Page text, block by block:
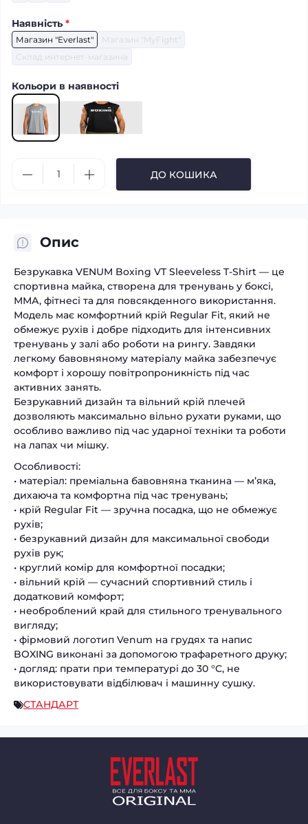
Наявність *
Магазин "Everlast"
Магазин "MyFight"
Склад интернет-магазина
Кольори в наявності
ДО КОШИКА
Опис
Безрукавка VENUM Boxing VT Sleeveless T-Shirt — це
спортивна майка, створена для тренувань у боксі,
ММА, фітнесі та для повсякденного використання.
Модель має комфортний крій Regular Fit, який не
обмежує рухів і добре підходить для інтенсивних
тренувань у залі або роботи на рингу. Завдяки
легкому бавовняному матеріалу майка забезпечує
комфорт і хорошу повітропроникність під час
активних занять.
Безрукавний дизайн та вільний крій плечей
дозволяють максимально вільно рухати руками, що
особливо важливо під час ударної техніки та роботи
на лапах чи мішку.
Особливості:
• матеріал: преміальна бавовняна тканина — м’яка,
дихаюча та комфортна під час тренувань;
• крій Regular Fit — зручна посадка, що не обмежує
рухів;
• безрукавний дизайн для максимальної свободи
рухів рук;
• круглий комір для комфортної посадки;
• вільний крій — сучасний спортивний стиль і
додатковий комфорт;
• необроблений край для стильного тренувального
вигляду;
• фірмовий логотип Venum на грудях та напис
BOXING виконані за допомогою трафаретного друку;
• догляд: прати при температурі до 30 °C, не
використовувати відбілювач і машинну сушку.
СТАНДАРТ